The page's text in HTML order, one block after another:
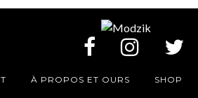
À PROPOS ET OURS SHOP